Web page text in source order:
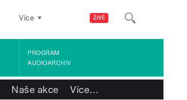
ŽIVĚ
Více
PROGRAM
AUDIOARCHIV
Naše akce Více…